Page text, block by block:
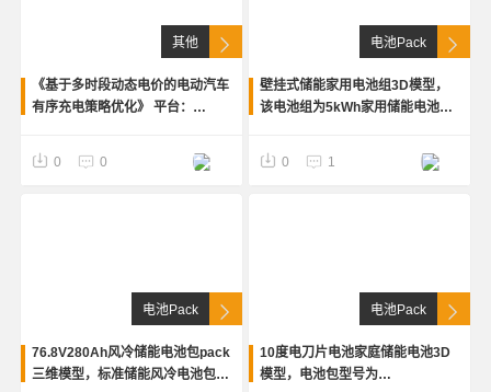
其他
《基于多时段动态电价的电动汽车
有序充电策略优化》 平台：
导电动汽车充电负荷向低谷转移
时，现有的分时静态电价与峰谷区
0 0 Zzz
电池Pack
壁挂式储能家用电池组3D模型，
该电池组为5kWh家用储能电池，
件,BMS管理模块及RS485
RS232、CAN接口，stp格式
0 1
电池Pack
76.8V280Ah风冷储能电池包pack
三维模型，标准储能风冷电池包，
电池Pack
10度电刀片电池家庭储能电池3D
模型，电池包型号为